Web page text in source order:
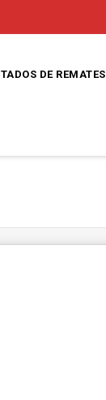
DE REMATES